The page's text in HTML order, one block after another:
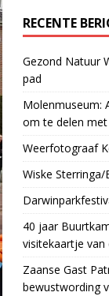
RECENTE
Gezond Natuur
pad
Molenmuseum:
om te delen met
Weerfotograaf
Wiske
40 jaar
visitekaartje van
Zaanse Gast
bewustwording